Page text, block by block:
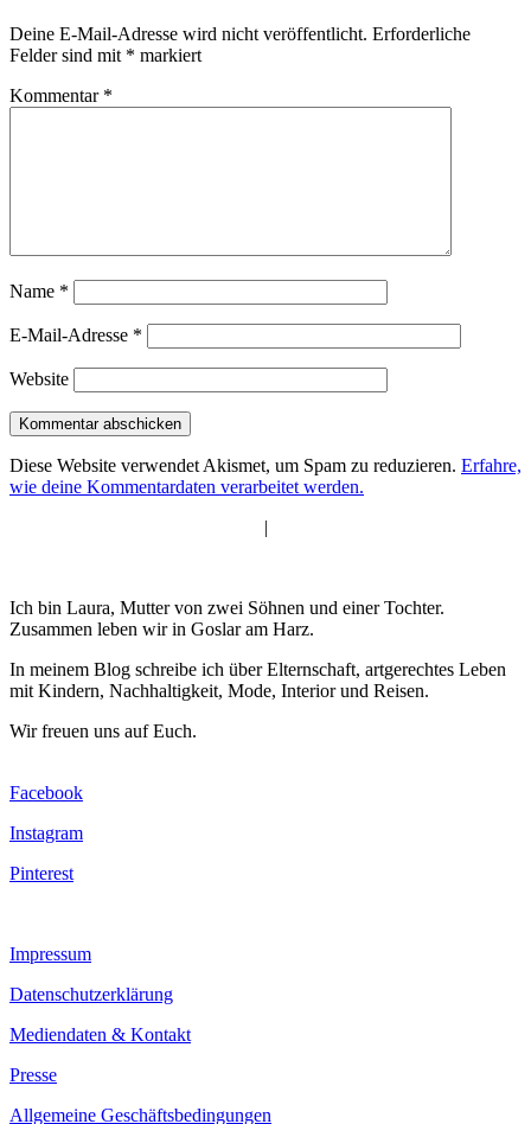
Deine E-Mail-Adresse wird nicht veröffentlicht. Erforderliche
Felder sind mit * markiert
Kommentar *
Name *
E-Mail-Adresse *
Website
Diese Website verwendet Akismet, um Spam zu reduzieren. Erfahre,
wie deine Kommentardaten verarbeitet werden.
|
Ich bin Laura, Mutter von zwei Söhnen und einer Tochter.
Zusammen leben wir in Goslar am Harz.
In meinem Blog schreibe ich über Elternschaft, artgerechtes Leben
mit Kindern, Nachhaltigkeit, Mode, Interior und Reisen.
Wir freuen uns auf Euch.
Facebook
Instagram
Pinterest
Impressum
Datenschutzerklärung
Mediendaten & Kontakt
Presse
Allgemeine Geschäftsbedingungen